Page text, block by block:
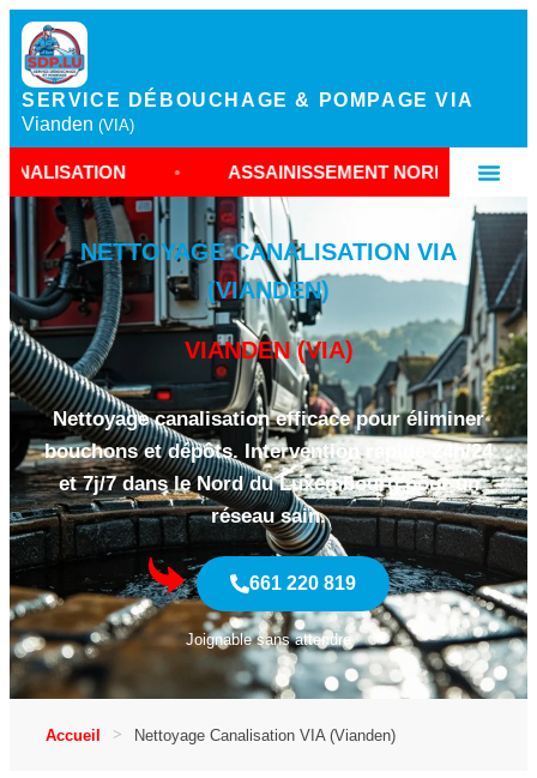
SERVICE DÉBOUCHAGE & POMPAGE VIA
Vianden (VIA)
• ASSAINISSEMENT NORD LUXEMBOURG
NETTOYAGE CANALISATION VIA
(VIANDEN)
VIANDEN (VIA)
Nettoyage canalisation efficace pour éliminer
bouchons et dépôts. Intervention rapide 24h/24
et 7j/7 dans le Nord du Luxembourg pour un
réseau sain.
661 220 819
Joignable sans attendre
Accueil Nettoyage Canalisation VIA (Vianden)